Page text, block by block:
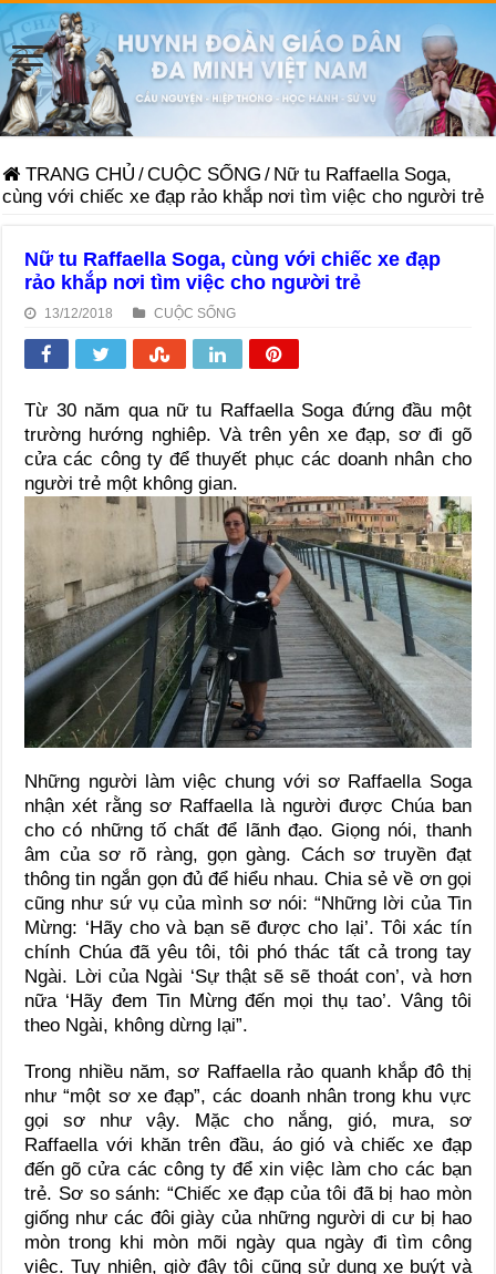
TRANG CHỦ /CUỘC SỐNG / Nữ tu Raffaella Soga,
cùng với chiếc xe đạp rảo khắp nơi tìm việc cho người trẻ
Nữ tu Raffaella Soga, cùng với chiếc xe đạp
rảo khắp nơi tìm việc cho người trẻ
13/12/2018 CUỘC SỐNG
Từ 30 năm qua nữ tu Raffaella Soga đứng đầu một
trường hướng nghiêp. Và trên yên xe đạp, sơ đi gõ
cửa các công ty để thuyết phục các doanh nhân cho
người trẻ một không gian.
Những người làm việc chung với sơ Raffaella Soga
nhận xét rằng sơ Raffaella là người được Chúa ban
cho có những tố chất để lãnh đạo. Giọng nói, thanh
âm của sơ rõ ràng, gọn gàng. Cách sơ truyền đạt
thông tin ngắn gọn đủ để hiểu nhau. Chia sẻ về ơn gọi
cũng như sứ vụ của mình sơ nói: “Những lời của Tin
Mừng: ‘Hãy cho và bạn sẽ được cho lại’. Tôi xác tín
chính Chúa đã yêu tôi, tôi phó thác tất cả trong tay
Ngài. Lời của Ngài ‘Sự thật sẽ sẽ thoát con’, và hơn
nữa ‘Hãy đem Tin Mừng đến mọi thụ tao’. Vâng tôi
theo Ngài, không dừng lại”.
Trong nhiều năm, sơ Raffaella rảo quanh khắp đô thị
như “một sơ xe đạp”, các doanh nhân trong khu vực
gọi sơ như vậy. Mặc cho nắng, gió, mưa, sơ
Raffaella với khăn trên đầu, áo gió và chiếc xe đạp
đến gõ cửa các công ty để xin việc làm cho các bạn
trẻ. Sơ so sánh: “Chiếc xe đạp của tôi đã bị hao mòn
giống như các đôi giày của những người di cư bị hao
mòn trong khi mòn mõi ngày qua ngày đi tìm công
việc. Tuy nhiên, giờ đây tôi cũng sử dụng xe buýt và